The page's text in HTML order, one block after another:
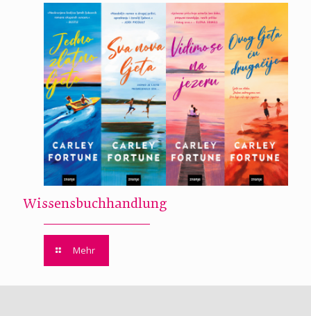
Wissensbuchhandlung
Mehr